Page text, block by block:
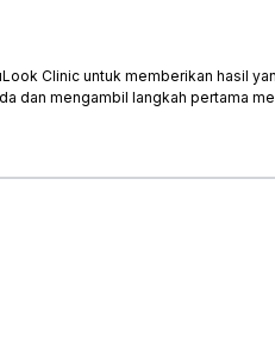
Clinic untuk memberikan hasil
dan mengambil langkah pertama